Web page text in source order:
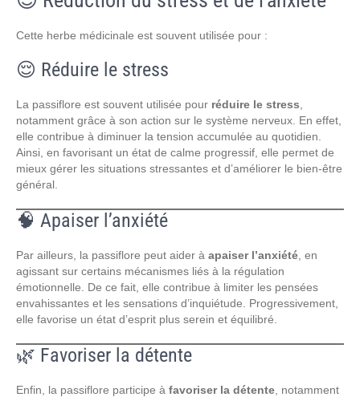
Cette herbe médicinale est souvent utilisée pour :
😌 Réduire le stress
La passiflore est souvent utilisée pour réduire le stress
notamment grâce à son action sur le système nerveux. En effet,
elle contribue à diminuer la tension accumulée au quotidien.
Ainsi, en favorisant un état de calme progressif, elle permet de
mieux gérer les situations stressantes et d’améliorer le bien-être
général.
🧠 Apaiser l’anxiété
Par ailleurs, la passiflore peut aider à apaiser l’anxiété , en
agissant sur certains mécanismes liés à la régulation
émotionnelle. De ce fait, elle contribue à limiter les pensées
envahissantes et les sensations d’inquiétude. Progressivement,
elle favorise un état d’esprit plus serein et équilibré.
🌿 Favoriser la détente
Enfin, la passiflore participe à favoriser la détente , notamment